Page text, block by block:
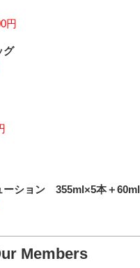
円
グ
ーション 355ml×5本＋60ml
Members